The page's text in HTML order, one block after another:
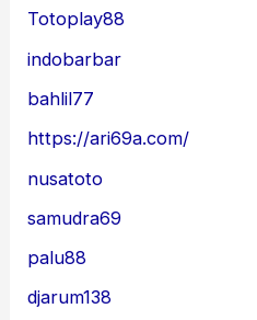
Totoplay88
indobarbar
bahlil77
https://ari69a.com/
nusatoto
samudra69
palu88
djarum138